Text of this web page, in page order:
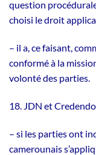
question
choisi le droit
– il a, ce faisant,
conformé à la
volonté des parties.
18. JDN et
– si les parties ont
camerounais